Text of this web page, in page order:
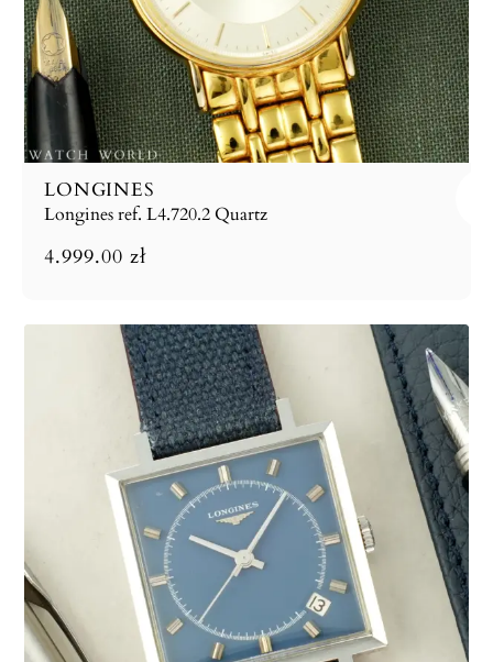
LONGINES
Longines ref. L4.720.2 Quartz
4.999.00 zł